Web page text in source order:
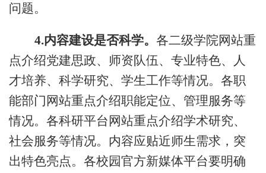
问题。
4.内容建设是否科学。 各二级学院网站重
点介绍党建思政、师资队伍、专业特色、人
才培养、科学研究、学生工作等情况。各职
能部门网站重点介绍职能定位、管理服务等
情况。各科研平台网站重点介绍学术研究、
社会服务等情况。内容应贴近师生需求，突
出特色亮点。各校园官方新媒体平台要明确